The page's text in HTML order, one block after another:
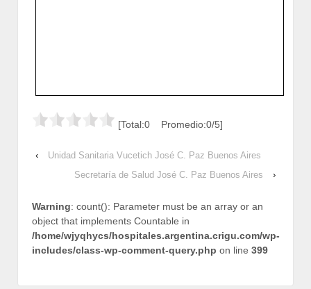
[Total:0 Promedio:0/5]
‹
Unidad Sanitaria Vucetich José C. Paz Buenos Aires
Secretaría de Salud José C. Paz Buenos Aires
›
Warning: count(): Parameter must be an array or an
object that implements Countable in
/home/wjyqhycs/hospitales.argentina.crigu.com/wp-
includes/class-wp-comment-query.php on line 399